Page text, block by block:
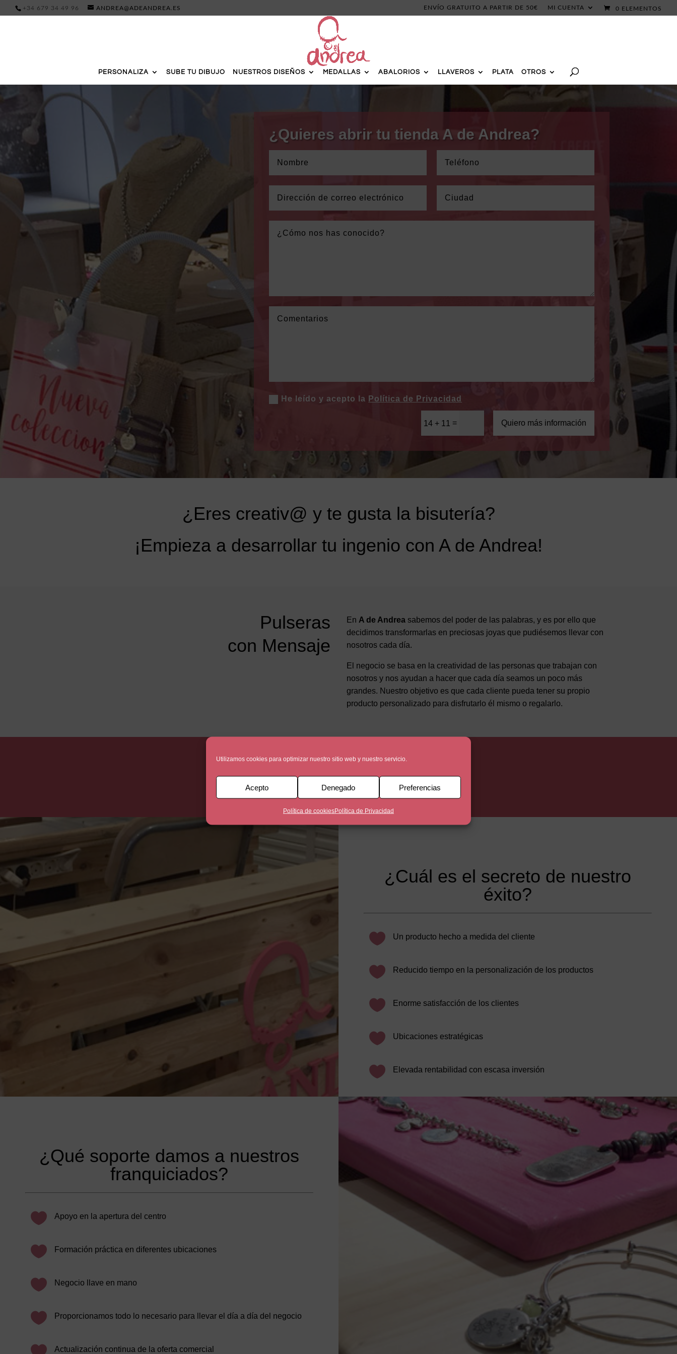
Utilizamos cookies para optimizar nuestro sitio web y nuestro servicio.
Acepto Denegado Preferencias
Política de cookiesPolítica de Privacidad
+34 679 34 49 96 ANDREA@ADEANDREA.ES ENVÍO GRATUITO A PARTIR DE 50€ MI CUENTA 0 ELEMENTOS
PERSONALIZA SUBE TU DIBUJO NUESTROS DISEÑOS MEDALLAS ABALORIOS LLAVEROS PLATA OTROS
¿Quieres abrir tu tienda A de Andrea?
He leído y acepto la Política de Privacidad
14 + 11 = Quiero más información
¿Eres creativ@ y te gusta la bisutería?
¡Empieza a desarrollar tu ingenio con A de Andrea!
Pulseras
con Mensaje
En A de Andrea sabemos del poder de las palabras, y es por ello que
decidimos transformarlas en preciosas joyas que pudiésemos llevar con
nosotros cada día.
El negocio se basa en la creatividad de las personas que trabajan con
nosotros y nos ayudan a hacer que cada día seamos un poco más
grandes. Nuestro objetivo es que cada cliente pueda tener su propio
producto personalizado para disfrutarlo él mismo o regalarlo.
Franquicias con Significado
¿Cuál es el secreto de nuestro
éxito?
 Un producto hecho a medida del cliente
 Reducido tiempo en la personalización de los productos
 Enorme satisfacción de los clientes
 Ubicaciones estratégicas
 Elevada rentabilidad con escasa inversión
¿Qué soporte damos a nuestros
franquiciados?
 Apoyo en la apertura del centro
 Formación práctica en diferentes ubicaciones
 Negocio llave en mano
 Proporcionamos todo lo necesario para llevar el día a día del negocio
Actualización continua de la oferta comercial